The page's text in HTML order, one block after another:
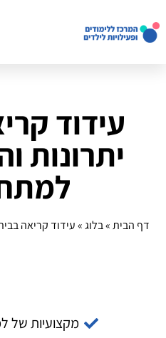
עידוד
יתרונות
דף הבית»בלוג»עידוד קריאה
מקצועיות של